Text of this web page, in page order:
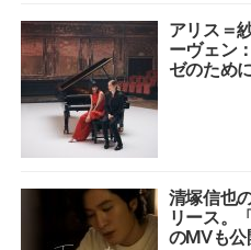
アリス＝
ーヴェン
ゼのため
清塚信也
リース。
のMVも